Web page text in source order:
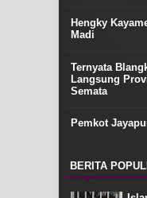
Hengky
Madi
Ternyata
Langsung
Semata
Pemkot
BERITA